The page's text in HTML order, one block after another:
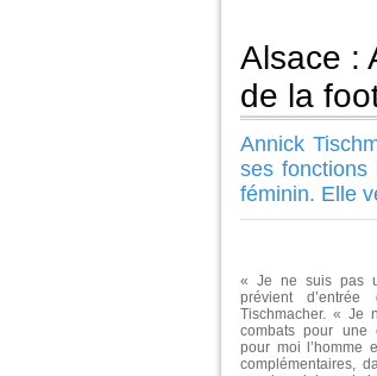
Alsace :
de la
Annick
ses fonctions
féminin. Elle
« Je ne suis pas
prévient
Tischmacher. « Je
combats pour une
pour moi l’homme
complémentaires,